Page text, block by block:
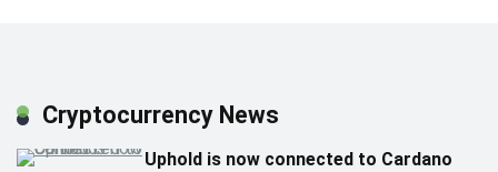
Cryptocurrency News
Uphold is now connected to Cardano